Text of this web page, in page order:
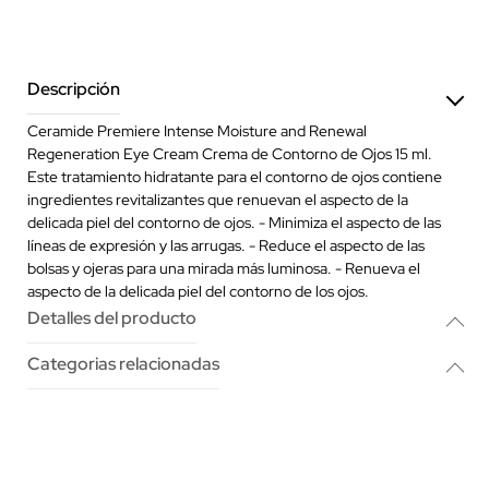
Descripción
Ceramide Premiere Intense Moisture and Renewal
Regeneration Eye Cream Crema de Contorno de Ojos 15 ml.
Este tratamiento hidratante para el contorno de ojos contiene
ingredientes revitalizantes que renuevan el aspecto de la
delicada piel del contorno de ojos. - Minimiza el aspecto de las
líneas de expresión y las arrugas. - Reduce el aspecto de las
bolsas y ojeras para una mirada más luminosa. - Renueva el
aspecto de la delicada piel del contorno de los ojos.
Detalles del producto
Categorias relacionadas